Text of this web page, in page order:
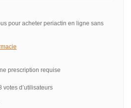
pour acheter periactin en ligne sans
prescription requise
votes d’utilisateurs